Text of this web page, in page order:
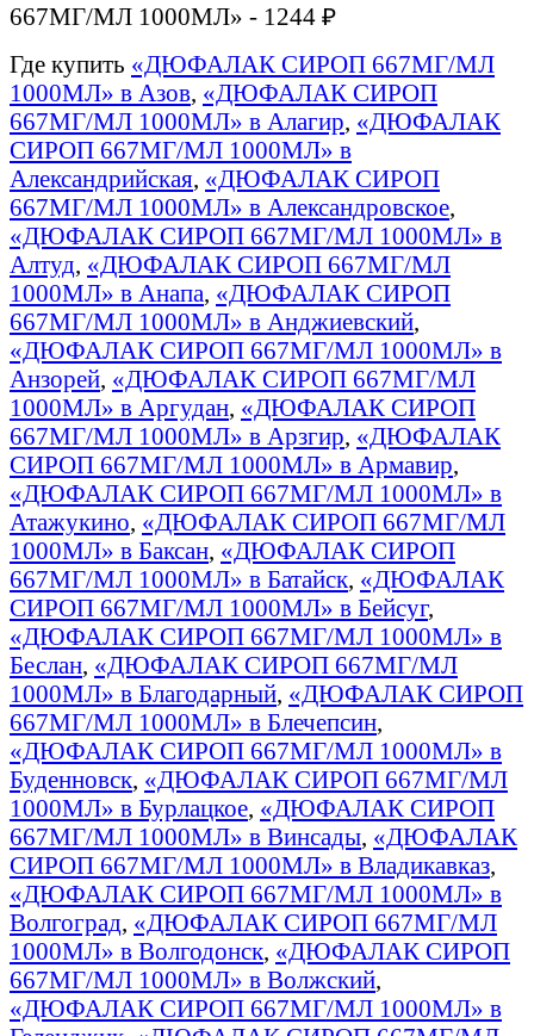
667МГ/МЛ 1000МЛ» - 1244 ₽
Где купить «ДЮФАЛАК СИРОП 667МГ/МЛ
1000МЛ» в Азов, «ДЮФАЛАК СИРОП
667МГ/МЛ 1000МЛ» в Алагир, «ДЮФАЛАК
СИРОП 667МГ/МЛ 1000МЛ» в
Александрийская, «ДЮФАЛАК СИРОП
667МГ/МЛ 1000МЛ» в Александровское,
«ДЮФАЛАК СИРОП 667МГ/МЛ 1000МЛ» в
Алтуд, «ДЮФАЛАК СИРОП 667МГ/МЛ
1000МЛ» в Анапа, «ДЮФАЛАК СИРОП
667МГ/МЛ 1000МЛ» в Анджиевский,
«ДЮФАЛАК СИРОП 667МГ/МЛ 1000МЛ» в
Анзорей, «ДЮФАЛАК СИРОП 667МГ/МЛ
1000МЛ» в Аргудан, «ДЮФАЛАК СИРОП
667МГ/МЛ 1000МЛ» в Арзгир, «ДЮФАЛАК
СИРОП 667МГ/МЛ 1000МЛ» в Армавир,
«ДЮФАЛАК СИРОП 667МГ/МЛ 1000МЛ» в
Атажукино, «ДЮФАЛАК СИРОП 667МГ/МЛ
1000МЛ» в Баксан, «ДЮФАЛАК СИРОП
667МГ/МЛ 1000МЛ» в Батайск, «ДЮФАЛАК
СИРОП 667МГ/МЛ 1000МЛ» в Бейсуг,
«ДЮФАЛАК СИРОП 667МГ/МЛ 1000МЛ» в
Беслан, «ДЮФАЛАК СИРОП 667МГ/МЛ
1000МЛ» в Благодарный, «ДЮФАЛАК СИРОП
667МГ/МЛ 1000МЛ» в Блечепсин,
«ДЮФАЛАК СИРОП 667МГ/МЛ 1000МЛ» в
Буденновск, «ДЮФАЛАК СИРОП 667МГ/МЛ
1000МЛ» в Бурлацкое, «ДЮФАЛАК СИРОП
667МГ/МЛ 1000МЛ» в Винсады, «ДЮФАЛАК
СИРОП 667МГ/МЛ 1000МЛ» в Владикавказ,
«ДЮФАЛАК СИРОП 667МГ/МЛ 1000МЛ» в
Волгоград, «ДЮФАЛАК СИРОП 667МГ/МЛ
1000МЛ» в Волгодонск, «ДЮФАЛАК СИРОП
667МГ/МЛ 1000МЛ» в Волжский,
«ДЮФАЛАК СИРОП 667МГ/МЛ 1000МЛ» в